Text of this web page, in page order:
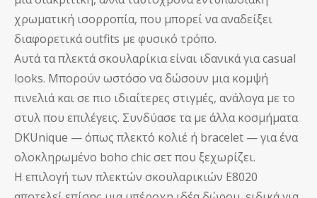
χρωματική ισορροπία, που μπορεί να αναδείξει
διαφορετικά outfits με φυσικό τρόπο.
Αυτά τα πλεκτά σκουλαρίκια είναι ιδανικά για casual
looks. Μπορούν ωστόσο να δώσουν μια κομψή
πινελιά και σε πιο ιδιαίτερες στιγμές, ανάλογα με το
στυλ που επιλέγεις. Συνδύασε τα με άλλα κοσμήματα
DKUnique — όπως πλεκτό κολιέ ή bracelet — για ένα
ολοκληρωμένο boho chic σετ που ξεχωρίζει.
Η επιλογή των πλεκτών σκουλαρικιών Ε8020